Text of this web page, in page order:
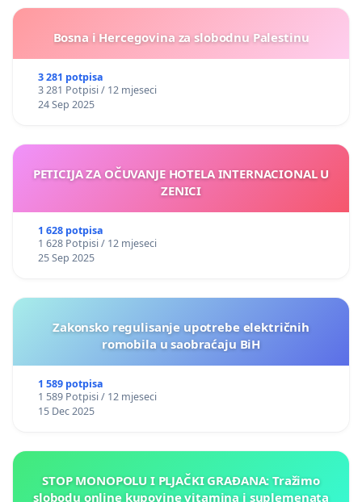
Bosna i Hercegovina za slobodnu Palestinu
3 281 potpisa
3 281 Potpisi / 12 mjeseci
24 Sep 2025
PETICIJA ZA OČUVANJE HOTELA INTERNACIONAL U
ZENICI
1 628 potpisa
1 628 Potpisi / 12 mjeseci
25 Sep 2025
Zakonsko regulisanje upotrebe električnih
romobila u saobraćaju BiH
1 589 potpisa
1 589 Potpisi / 12 mjeseci
15 Dec 2025
STOP MONOPOLU I PLJAČKI GRAĐANA: Tražimo
slobodu online kupovine vitamina i suplemenata